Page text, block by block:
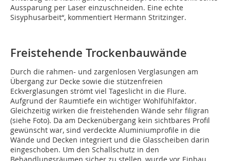
Aussparung per Laser einzuschneiden. Eine echte
Sisyphusarbeit“, kommentiert Hermann Stritzinger.
Freistehende Trockenbauwände
Durch die rahmen- und zargenlosen Verglasungen am
Übergang zur Decke sowie die stützenfreien
Eckverglasungen strömt viel Tageslicht in die Flure.
Aufgrund der Raumtiefe ein wichtiger Wohlfühlfaktor.
Gleichzeitig wirken die freistehenden Wände sehr filigran
(siehe Foto). Da am Deckenübergang kein sichtbares Profil
gewünscht war, sind verdeckte Aluminiumprofile in die
Wände und Decken integriert und die Glasscheiben darin
eingeschoben. Um den Schallschutz in den